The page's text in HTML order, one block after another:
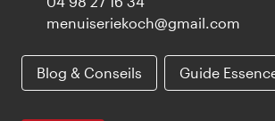
menuiseriekoch@gmail.com
Blog & Conseils Guide